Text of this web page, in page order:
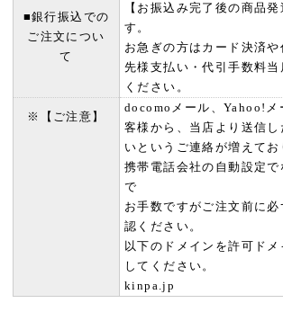
■銀行振込での
ご注文につい
て
【お振込み完了後の商品
す。
お急ぎの方はカード決済
先様支払い・代引手数料当
ください。
※【ご注意】
docomoメール、Yahoo!メ
客様から、当店より送信
いというご連絡が増えてお
携帯電話会社の自動設定
で
お手数ですがご注文前に
認ください。
以下のドメインを許可ド
してください。
kinpa.jp